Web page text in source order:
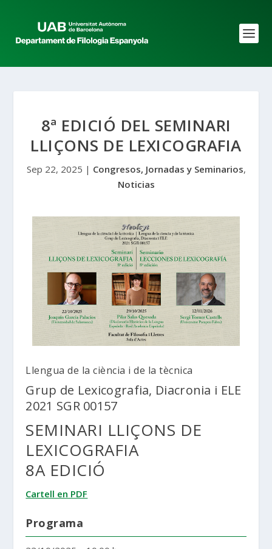
8ª EDICIÓ DEL SEMINARI
LLIÇONS DE LEXICOGRAFIA
Sep 22, 2025 | Congresos, Jornadas y Seminarios,
Noticias
Llengua de la ciència i de la tècnica
Grup de Lexicografia, Diacronia i ELE
2021 SGR 00157
SEMINARI LLIÇONS DE
LEXICOGRAFIA
8A EDICIÓ
Cartell en PDF
Programa